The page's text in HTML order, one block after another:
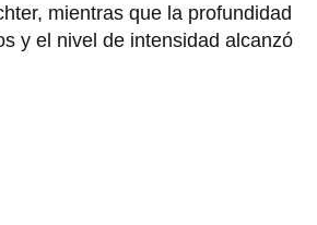
mientras que la profundidad
y el nivel de intensidad alcanzó